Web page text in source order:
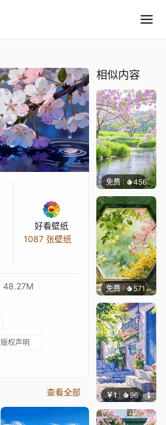
好看壁纸
1087 张壁纸
48.27M
版权声明
查看全部
相似内容
免费 456豆子
免费 571渔小小
￥1 96 叮叮